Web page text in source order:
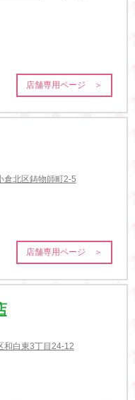
店舗専用ページ ＞
倉北区鋳物師町2-5
店舗専用ページ ＞
和白東3丁目24-12